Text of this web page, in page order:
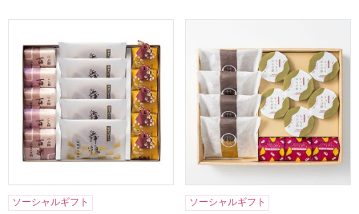
ソーシャルギフト ソーシャルギフト